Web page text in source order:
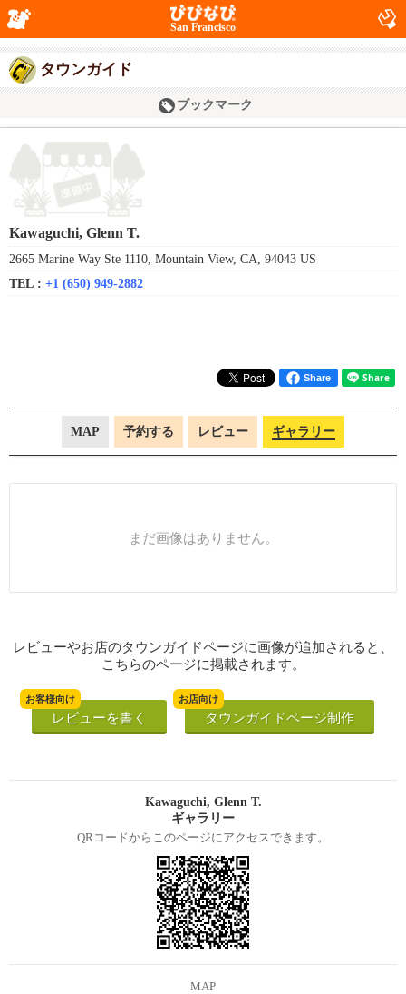
San Francisco
タウンガイド
ブックマーク
Kawaguchi, Glenn T.
2665 Marine Way Ste 1110, Mountain View, CA, 94043 US
TEL : +1 (650) 949-2882
Share
MAP 予約する レビュー ギャラリー
まだ画像はありません。
レビューやお店のタウンガイドページに画像が追加されると、
こちらのページに掲載されます。
お客様向け
レビューを書く
お店向け
タウンガイドページ制作
Kawaguchi, Glenn T.
ギャラリー
QRコードからこのページにアクセスできます。
MAP